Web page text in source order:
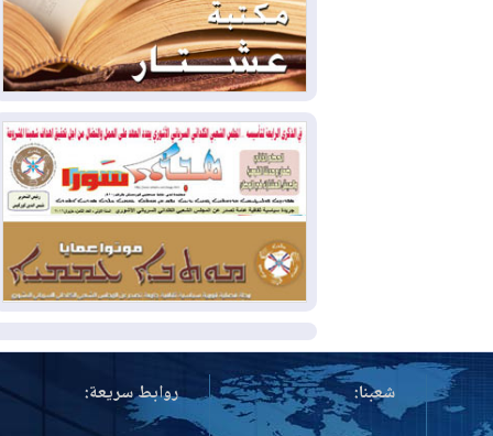
2026-08-05
15كارثة بيئية ومناخية ترسم
ملامح أخطر التحديات التي تواجه العراق
اليوم
2026-08-05
حرائق فرنسا.. توقيف 402
شخص بينهم 156 قاصرا منذ بداية موسم
الحرائق
2026-08-04سومو: إنتاج النفط في إقليم
كوردستان انخفض إلى أقل من 10%
المزيد
شعبنا: روابط سريعة: